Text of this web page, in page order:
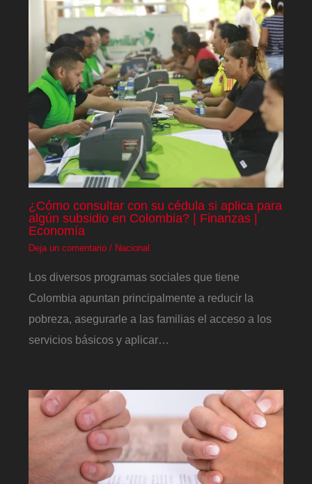
¿Cómo consultar con su cédula si aplica para
algún subsidio en Colombia? | Finanzas |
Economía
Deja un comentario / Nacional
Los diversos programas sociales que tiene
Colombia apuntan principalmente a reducir la
pobreza, asegurarle a las familias el acceso a los
servicios básicos y aplicar…